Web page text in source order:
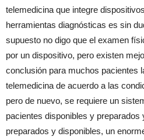
telemedicina que integre
herramientas diagnósticas es sin
supuesto no digo que el examen
por un dispositivo, pero existen
conclusión para muchos pacientes
telemedicina de acuerdo a las
pero de nuevo, se requiere un
pacientes disponibles y preparados
preparados y disponibles, un